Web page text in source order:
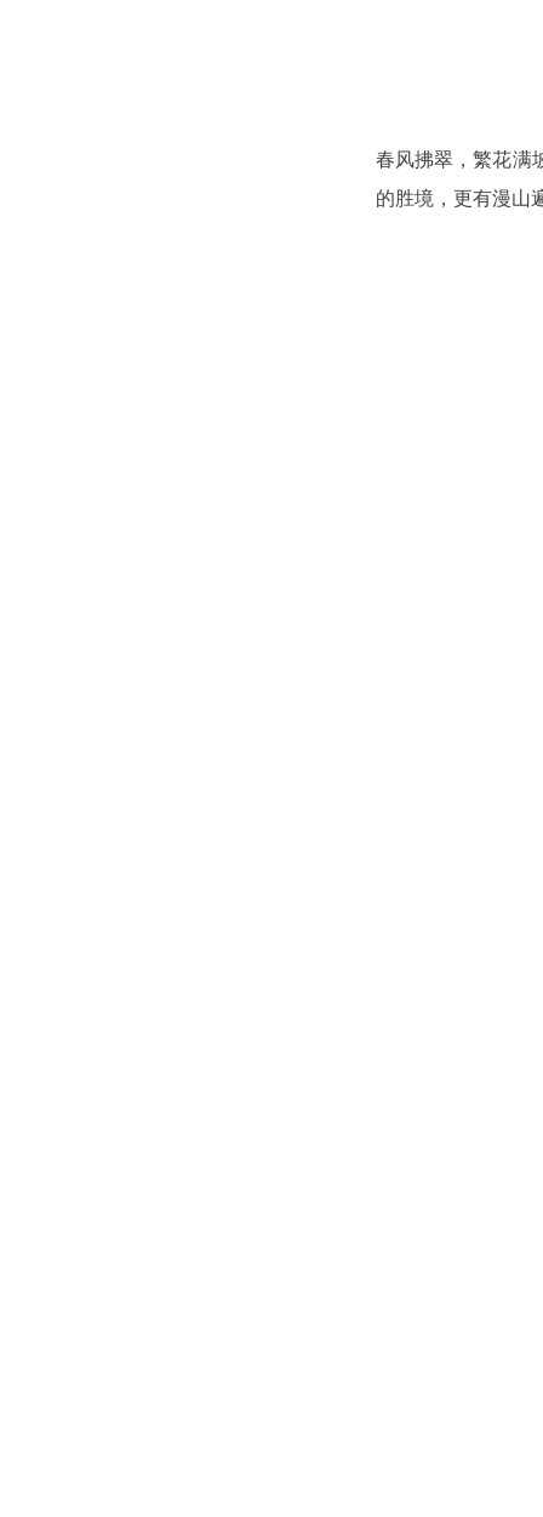
春风拂翠，繁花满
的胜境，更有漫山